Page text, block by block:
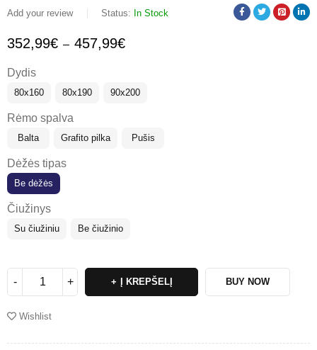
Add your review Status: In Stock
352,99€ – 457,99€
Dydis
80x160 80x190 90x200
Rėmo spalva
Balta Grafito pilka Pušis
Dėžės tipas
Be dėžės
Čiužinys
Su čiužiniu Be čiužinio
Į KREPŠELĮ BUY NOW
Wishlist